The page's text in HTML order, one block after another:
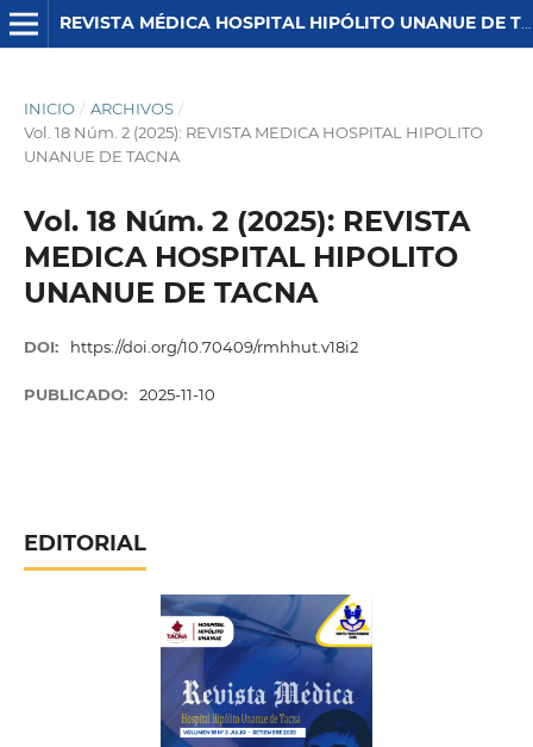
REVISTA MÉDICA HOSPITAL HIPÓLITO UNANUE DE TACNA
INICIO / ARCHIVOS /
Vol. 18 Núm. 2 (2025): REVISTA MEDICA HOSPITAL HIPOLITO
UNANUE DE TACNA
Vol. 18 Núm. 2 (2025): REVISTA
MEDICA HOSPITAL HIPOLITO
UNANUE DE TACNA
DOI: https://doi.org/10.70409/rmhhut.v18i2
PUBLICADO: 2025-11-10
EDITORIAL